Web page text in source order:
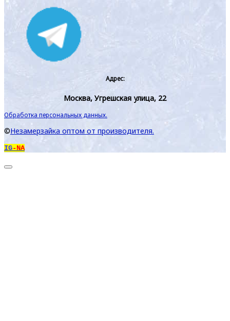
Адрес:
Москва, Угрешская улица, 22
Обработка персональных данных.
©Незамерзайка оптом от производителя.
IG-NA